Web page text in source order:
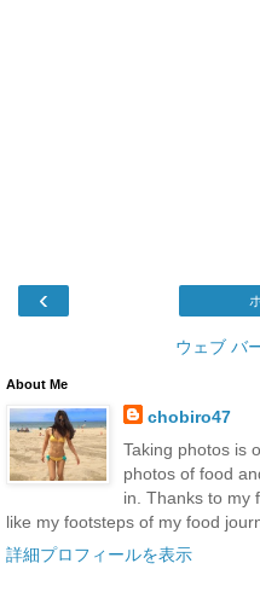
‹
ウェブ バ
About Me
chobiro47
Taking photos is
photos of food
in. Thanks to my
like my footsteps of my food
詳細プロフィールを表示